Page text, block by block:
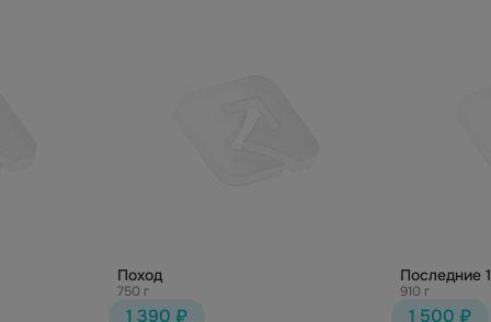
Поход
750 г
1 390 ₽
Последние
910 г
1 500 ₽